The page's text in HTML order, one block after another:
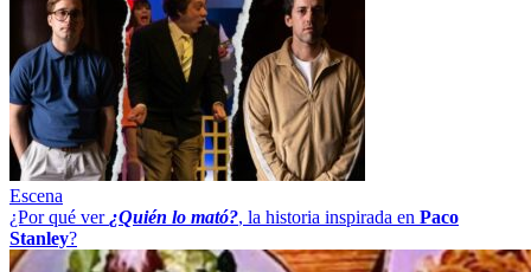
Escena
¿Por qué ver ¿Quién lo mató?, la historia inspirada en Paco
Stanley?